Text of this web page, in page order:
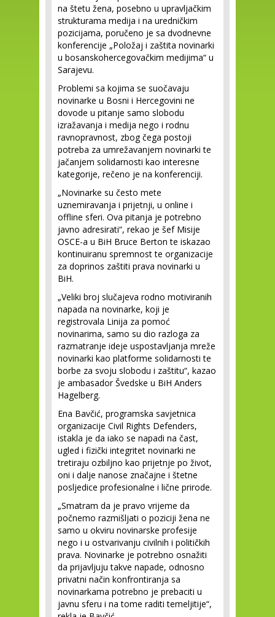
na štetu žena, posebno u upravljačkim
strukturama medija i na uredničkim
pozicijama, poručeno je sa dvodnevne
konferencije „Položaj i zaštita novinarki
u bosanskohercegovačkim medijima“ u
Sarajevu.
Problemi sa kojima se suočavaju
novinarke u Bosni i Hercegovini ne
dovode u pitanje samo slobodu
izražavanja i medija nego i rodnu
ravnopravnost, zbog čega postoji
potreba za umrežavanjem novinarki te
jačanjem solidarnosti kao interesne
kategorije, rečeno je na konferenciji.
„Novinarke su često mete
uznemiravanja i prijetnji, u online i
offline sferi. Ova pitanja je potrebno
javno adresirati“, rekao je šef Misije
OSCE-a u BiH Bruce Berton te iskazao
kontinuiranu spremnost te organizacije
za doprinos zaštiti prava novinarki u
BiH.
„Veliki broj slučajeva rodno motiviranih
napada na novinarke, koji je
registrovala Linija za pomoć
novinarima, samo su dio razloga za
razmatranje ideje uspostavljanja mreže
novinarki kao platforme solidarnosti te
borbe za svoju slobodu i zaštitu“, kazao
je ambasador Švedske u BiH Anders
Hagelberg.
Ena Bavčić, programska savjetnica
organizacije Civil Rights Defenders,
istakla je da iako se napadi na čast,
ugled i fizički integritet novinarki ne
tretiraju ozbiljno kao prijetnje po život,
oni i dalje nanose značajne i štetne
posljedice profesionalne i lične prirode.
„Smatram da je pravo vrijeme da
počnemo razmišljati o poziciji žena ne
samo u okviru novinarske profesije
nego i u ostvarivanju civilnih i političkih
prava. Novinarke je potrebno osnažiti
da prijavljuju takve napade, odnosno
privatni način konfrontiranja sa
novinarkama potrebno je prebaciti u
javnu sferu i na tome raditi temeljitije“,